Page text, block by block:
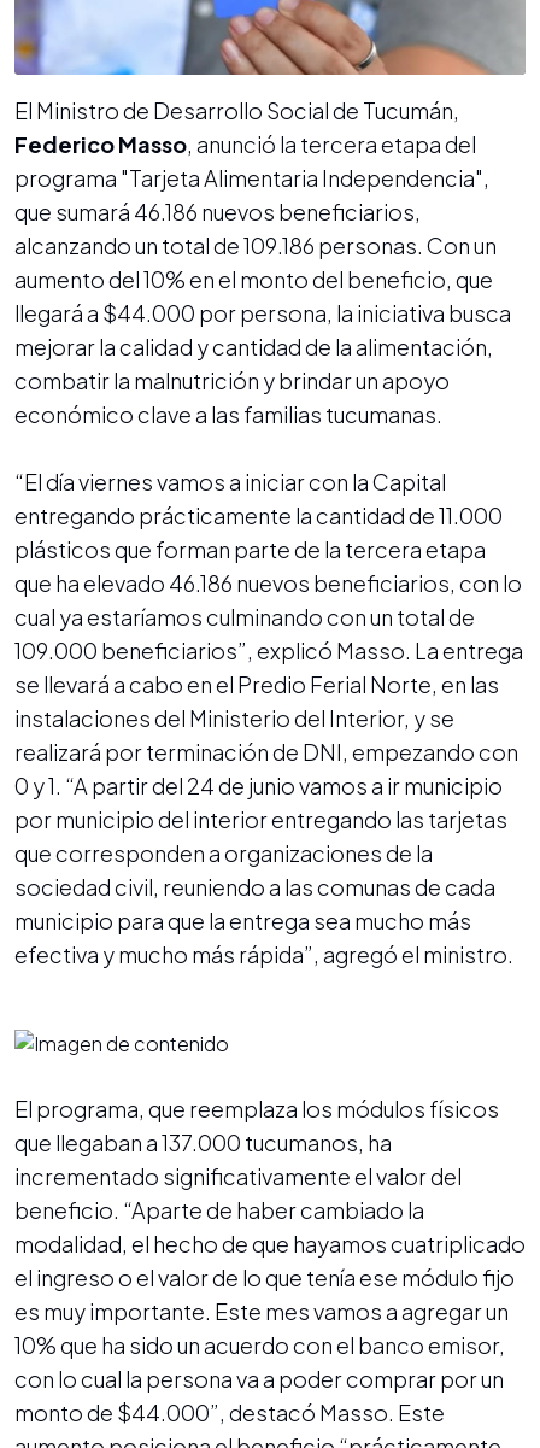
El Ministro de Desarrollo Social de Tucumán,
Federico Masso, anunció la tercera etapa del
programa "Tarjeta Alimentaria Independencia",
que sumará 46.186 nuevos beneficiarios,
alcanzando un total de 109.186 personas. Con un
aumento del 10% en el monto del beneficio, que
llegará a $44.000 por persona, la iniciativa busca
mejorar la calidad y cantidad de la alimentación,
combatir la malnutrición y brindar un apoyo
económico clave a las familias tucumanas.
“El día viernes vamos a iniciar con la Capital
entregando prácticamente la cantidad de 11.000
plásticos que forman parte de la tercera etapa
que ha elevado 46.186 nuevos beneficiarios, con lo
cual ya estaríamos culminando con un total de
109.000 beneficiarios”, explicó Masso. La entrega
se llevará a cabo en el Predio Ferial Norte, en las
instalaciones del Ministerio del Interior, y se
realizará por terminación de DNI, empezando con
0 y 1. “A partir del 24 de junio vamos a ir municipio
por municipio del interior entregando las tarjetas
que corresponden a organizaciones de la
sociedad civil, reuniendo a las comunas de cada
municipio para que la entrega sea mucho más
efectiva y mucho más rápida”, agregó el ministro.
El programa, que reemplaza los módulos físicos
que llegaban a 137.000 tucumanos, ha
incrementado significativamente el valor del
beneficio. “Aparte de haber cambiado la
modalidad, el hecho de que hayamos cuatriplicado
el ingreso o el valor de lo que tenía ese módulo fijo
es muy importante. Este mes vamos a agregar un
10% que ha sido un acuerdo con el banco emisor,
con lo cual la persona va a poder comprar por un
monto de $44.000”, destacó Masso. Este